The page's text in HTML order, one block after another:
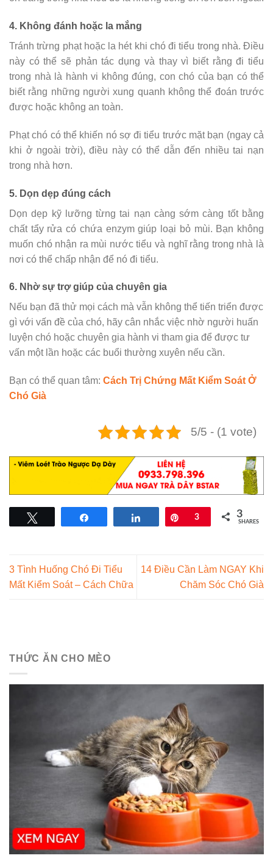
4. Không đánh hoặc la mắng
Tránh trừng phạt hoặc la hét khi chó đi tiểu trong nhà. Điều
này có thể sẽ phản tác dụng và thay vì biết rằng đi tiểu
trong nhà là hành vi không đúng, con chó của bạn có thể
biết rằng những người xung quanh không thể đoán trước
được hoặc không an toàn.
Phạt chó có thể khiến nó sợ đi tiểu trước mặt bạn (ngay cả
khi ở ngoài trời), điều này có thể dẫn đến nhiều tai nạn
trong nhà hơn.
5. Dọn dẹp đúng cách
Dọn dẹp kỹ lưỡng từng tai nạn càng sớm càng tốt bằng
chất tẩy rửa có chứa enzym giúp loại bỏ mùi. Bạn không
muốn chó nhận ra mùi nước tiểu và nghĩ rằng trong nhà là
nơi có thể chấp nhận để nó đi tiểu.
6. Nhờ sự trợ giúp của chuyên gia
Nếu bạn đã thử mọi cách mà vẫn không thể tiến triển được
gì với vấn đề của chó, hãy cân nhắc việc nhờ người huấn
luyện chó hoặc chuyên gia hành vi tham gia để được tư
vấn một lần hoặc các buổi thường xuyên nếu cần.
Bạn có thể quan tâm: Cách Trị Chứng Mất Kiểm Soát Ở
Chó Già
5/5 - (1 vote)
Pin
3 3
SHARES
3 Tình Huống Chó Đi Tiểu
Mất Kiểm Soát – Cách Chữa
14 Điều Cần Làm NGAY Khi
Chăm Sóc Chó Già
THỨC ĂN CHO MÈO